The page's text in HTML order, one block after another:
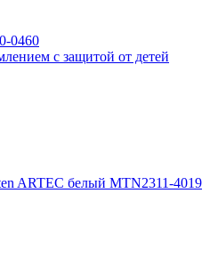
с защитой от детей
ARTEC белый MTN2311-4019